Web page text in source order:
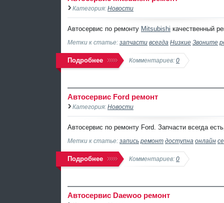
Категория: Новости
Автосервис по ремонту Mitsubishi качественный
Метки к статье: запчасти всегда Низкие Звоните
Подробнее Комментариев: 0
Автосервис Ford ремонт
Категория: Новости
Автосервис по ремонту Ford. Запчасти всегда
Метки к статье: запись ремонт доступна онлайн
Подробнее Комментариев: 0
Автосервис Daewoo ремонт